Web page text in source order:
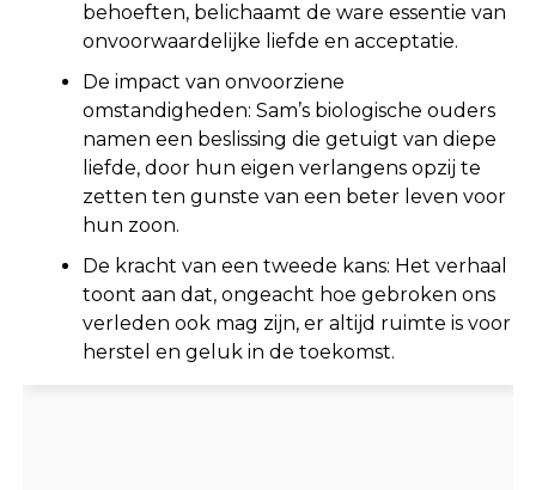
behoeften, belichaamt de ware essentie van
onvoorwaardelijke liefde en acceptatie.
De impact van onvoorziene
omstandigheden: Sam’s biologische ouders
namen een beslissing die getuigt van diepe
liefde, door hun eigen verlangens opzij te
zetten ten gunste van een beter leven voor
hun zoon.
De kracht van een tweede kans: Het verhaal
toont aan dat, ongeacht hoe gebroken ons
verleden ook mag zijn, er altijd ruimte is voor
herstel en geluk in de toekomst.